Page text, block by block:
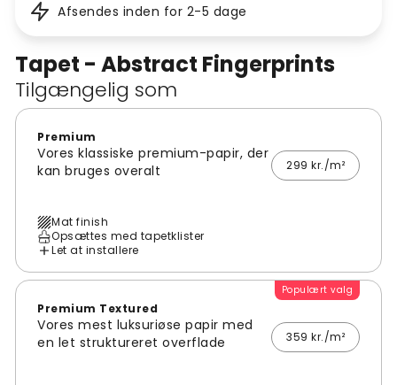
Tapet - Abstract Fingerprints
Tilgængelig som
Premium
Vores klassiske premium-papir, der
kan bruges overalt
299 kr./m²
Mat finish
Opsættes med tapetklister
Let at installere
Populært valg
Premium Textured
Vores mest luksuriøse papir med
en let struktureret overflade
359 kr./m²
Afsendes inden for 2-5 dage